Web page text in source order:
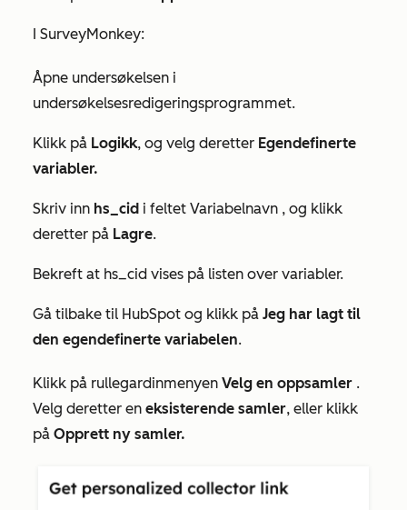
I SurveyMonkey:
Åpne undersøkelsen i
undersøkelsesredigeringsprogrammet.
Klikk på Logikk, og velg deretter Egendefinerte
variabler.
Skriv inn hs_cid i feltet Variabelnavn , og klikk
deretter på Lagre.
Bekreft at hs_cid vises på listen over variabler.
Gå tilbake til HubSpot og klikk på Jeg har lagt til
den egendefinerte variabelen.
Klikk på rullegardinmenyen Velg en oppsamler .
Velg deretter en eksisterende samler, eller klikk
på Opprett ny samler.